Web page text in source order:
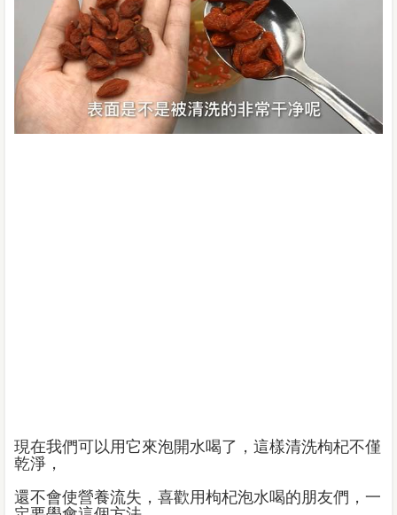
現在我們可以用它來泡開水喝了，這樣清洗枸杞不僅
乾淨，
還不會使營養流失，喜歡用枸杞泡水喝的朋友們，一